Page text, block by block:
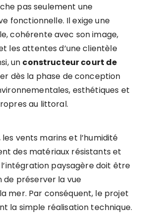
pas seulement une
fonctionnelle. Il exige une
cohérente avec son image,
les attentes d’une clientèle
un constructeur court de
dès la phase de conception
esthétiques et
au littoral.
les vents marins et l’humidité
des matériaux résistants et
l’intégration paysagère doit être
préserver la vue
mer. Par conséquent, le projet
la simple réalisation technique.